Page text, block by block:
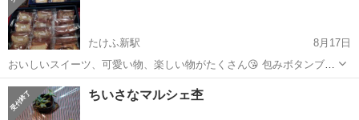
たけふ新駅
8月17日
おいしいスイーツ、可愛い物、楽しい物がたくさん😘 包みボタンブロ
ーチは超オシャレ🥰 ワンピ、トレーナー、パンツも。 大好評で ４回
目のマルシェです。 冷やかし歓迎 是非のぞいてください😊 10時〜
１４時までやってます。 プロ...
福井 越前市 たけふ新駅 フリーマーケット
ちいさなマルシェ杢